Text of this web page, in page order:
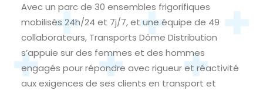
Avec un parc de 30 ensembles frigorifiques
mobilisés 24h/24 et 7j/7, et une équipe de 49
collaborateurs, Transports Dôme Distribution
s’appuie sur des femmes et des hommes
engagés pour répondre avec rigueur et réactivité
aux exigences de ses clients en transport et